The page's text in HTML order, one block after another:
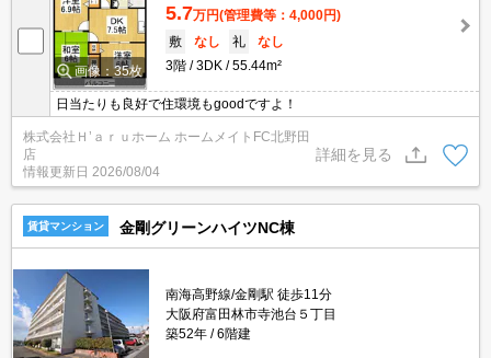
画像：35枚
5.7万円(管理費等：4,000円)
敷
なし 礼
なし
3階
3DK 55.44m²
日当たりも良好で住環境もgoodですよ！
株式会社Ｈ’ａｒｕホーム ホームメイトFC北野田
店
情報更新日 2026/08/04
詳細を見る
賃貸マンション 金剛グリーンハイツNC棟
南海高野線/金剛駅 徒歩11分
大阪府富田林市寺池台５丁目
築52年
6階建